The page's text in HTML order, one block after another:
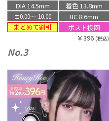
DIA 14.5mm
着色 13.8mm
±0.00〜-10.00
BC 8.6mm
まとめて割引
ポスト投函
￥396 (税込)
No.3